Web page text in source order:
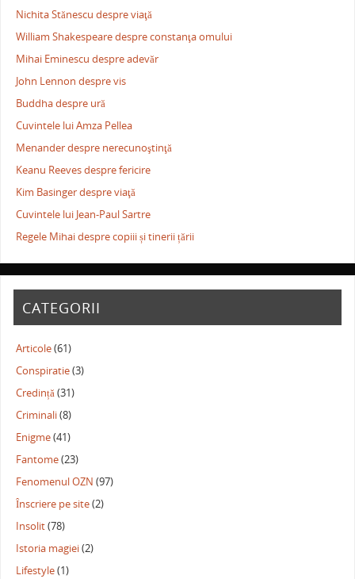
Nichita Stănescu despre viaţă
William Shakespeare despre constanţa omului
Mihai Eminescu despre adevăr
John Lennon despre vis
Buddha despre ură
Cuvintele lui Amza Pellea
Menander despre nerecunoştinţă
Keanu Reeves despre fericire
Kim Basinger despre viaţă
Cuvintele lui Jean-Paul Sartre
Regele Mihai despre copiii și tinerii țării
CATEGORII
Articole(61)
Conspiratie(3)
Credință(31)
Criminali(8)
Enigme(41)
Fantome(23)
Fenomenul OZN (97)
Înscriere pe site(2)
Insolit(78)
Istoria magiei(2)
Lifestyle(1)